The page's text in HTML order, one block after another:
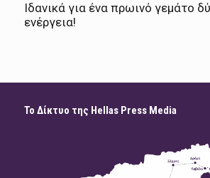
Ιδανικά για ένα πρωινό γεμάτο
ενέργεια!
Το Δίκτυο της Hellas Press Media